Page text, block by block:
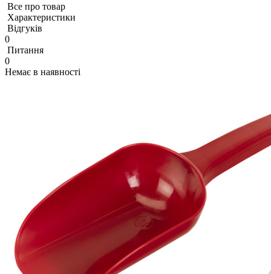
Все про товар
Характеристики
Відгуків
0
Питання
0
Немає в наявності